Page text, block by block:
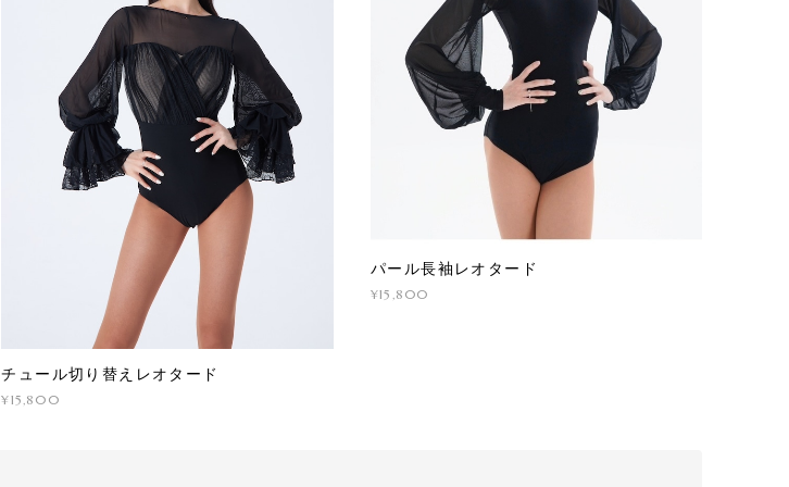
チュール切り替えレオタード
¥15,800
パール長袖レオタード
¥15,800